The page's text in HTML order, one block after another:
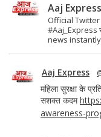
Aaj Express
Official
#Aaj_Express
news
Aaj Express
महिला सुरक्षा के
सशक्त कदम
awareness-